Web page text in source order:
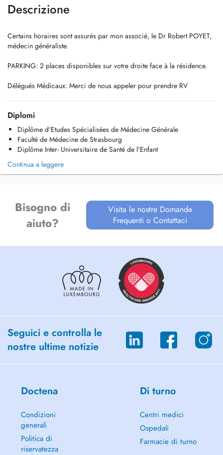
Descrizione
Certains horaires sont assurés par mon associé, le Dr Robert POYET,
médecin généraliste.
PARKING: 2 places disponibles sur votre droite face à la résidence.
Délégués Médicaux: Merci de nous appeler pour prendre RV
Diplomi
Diplôme d'Etudes Spécialisées de Médecine Générale
Faculté de Médecine de Strasbourg
Diplôme Inter- Universitaire de Santé de l'Enfant
Continua a leggere
Bisogno di
aiuto?
Visita le nostre Domande
Frequenti o Contattaci
Seguici e controlla le
nostre ultime notizie
Doctena
Condizioni
generali
Politica di
riservatezza
Di turno
Centri medici
Ospedali
Farmacie di turno